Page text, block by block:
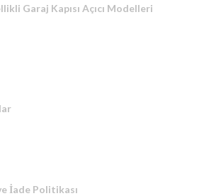
Garaj Kapısı Açıcı Modelleri
İade Politikası